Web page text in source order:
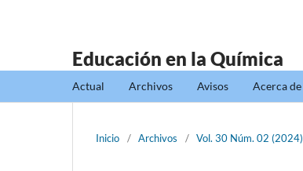
Educación en la Química
Actual Archivos Avisos Acerca de
Inicio / Archivos / Vol. 30 Núm. 02 (2024)